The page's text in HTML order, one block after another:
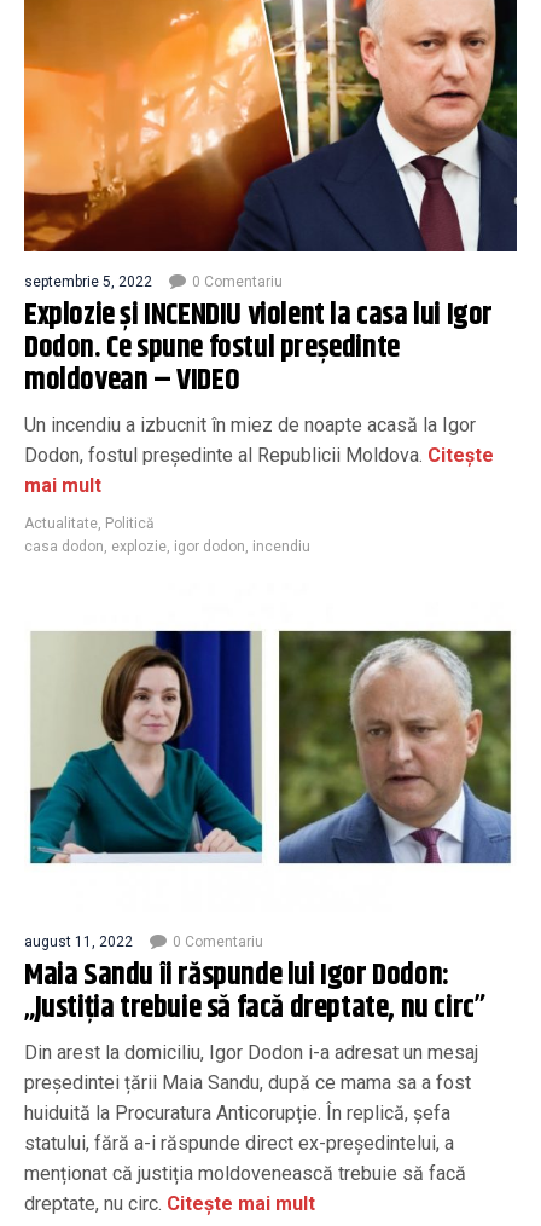
septembrie 5, 2022 0 Comentariu
Explozie și INCENDIU violent la casa lui Igor
Dodon. Ce spune fostul președinte
moldovean – VIDEO
Un incendiu a izbucnit în miez de noapte acasă la Igor
Dodon, fostul președinte al Republicii Moldova. Citește
mai mult
Actualitate, Politică
casa dodon, explozie, igor dodon, incendiu
august 11, 2022 0 Comentariu
Maia Sandu îi răspunde lui Igor Dodon:
„Justiția trebuie să facă dreptate, nu circ”
Din arest la domiciliu, Igor Dodon i-a adresat un mesaj
președintei țării Maia Sandu, după ce mama sa a fost
huiduită la Procuratura Anticorupție. În replică, șefa
statului, fără a-i răspunde direct ex-președintelui, a
menționat că justiția moldovenească trebuie să facă
dreptate, nu circ. Citește mai mult